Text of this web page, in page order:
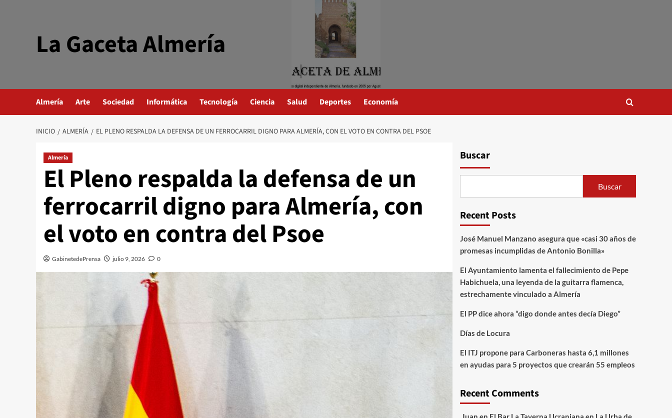
La Gaceta Almería
Almería Arte Sociedad Informática Tecnología Ciencia Salud Deportes Economía
INICIO ALMERÍA EL PLENO RESPALDA LA DEFENSA DE UN FERROCARRIL DIGNO PARA ALMERÍA, CON EL VOTO EN CONTRA DEL PSOE
Almería
El Pleno respalda la defensa de un
ferrocarril digno para Almería, con
el voto en contra del Psoe
GabinetedePrensa julio 9, 2026 0
Buscar
Buscar
Recent Posts
José Manuel Manzano asegura que «casi 30 años de
promesas incumplidas de Antonio Bonilla»
El Ayuntamiento lamenta el fallecimiento de Pepe
Habichuela, una leyenda de la guitarra flamenca,
estrechamente vinculado a Almería
El PP dice ahora “digo donde antes decía Diego”
Días de Locura
El ITJ propone para Carboneras hasta 6,1 millones
en ayudas para 5 proyectos que crearán 55 empleos
Recent Comments